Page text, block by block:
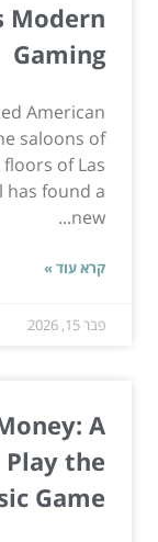
Modern
Gaming
American
saloons of
of Las
has found a
new...
קרא עוד »
פבר 15, 2026
A
Play the
Game